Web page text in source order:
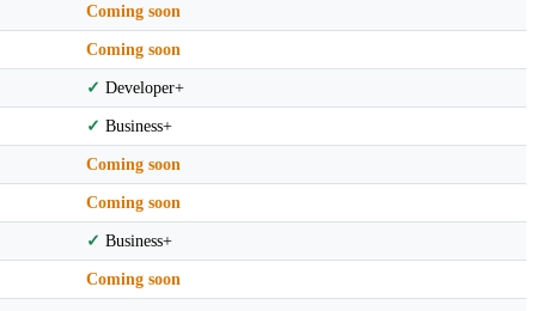
Coming soon
Coming soon
✓ Developer+
✓ Business+
Coming soon
Coming soon
✓ Business+
Coming soon